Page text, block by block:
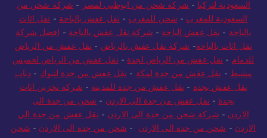
السعودية لتركيا-شركة شحن من ابوظبي لمصر- شركة شحن من
السعودية للمغرب- شحن للمغرب- نقل عفش بالباحة-نقل اثاث
بالباحة-نقل عفش الباحة-شركة نقل عفش بالباحة-افضل شركة
نقل اثاث بالباحة-شركة نقل عفش بالرياض -نقل عفش من الرياض
للدمام -نقل عفش من الرياض لجدة-نقل عفش من الرياض لخميس
مشيط -نقل عفش من جدة لمكة-نقل عفش من جدة لتبوك- دباب
نقل عفش بجدة-نقل عفش من جدة للمدينة-شركة تخزين اثاث
بجدة-نقل عفش من جدة الي الاردن - شحن من جدة الى
الاردن -شركة شحن من جدة الى الاردن -نقل عفش من جدة الي
الاردن -شحن من جدة الى الاردن - شحن من جدة الى الاردن -شحن